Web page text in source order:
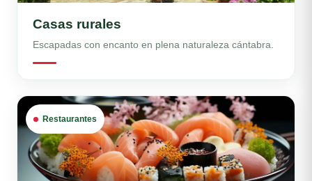
Casas rurales
Escapadas con encanto en plena naturaleza cántabra.
Restaurantes